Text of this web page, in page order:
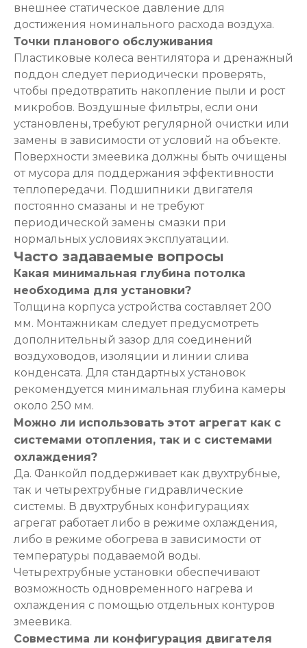
внешнее статическое давление для
достижения номинального расхода воздуха.
Точки планового обслуживания
Пластиковые колеса вентилятора и дренажный
поддон следует периодически проверять,
чтобы предотвратить накопление пыли и рост
микробов. Воздушные фильтры, если они
установлены, требуют регулярной очистки или
замены в зависимости от условий на объекте.
Поверхности змеевика должны быть очищены
от мусора для поддержания эффективности
теплопередачи. Подшипники двигателя
постоянно смазаны и не требуют
периодической замены смазки при
нормальных условиях эксплуатации.
Часто задаваемые вопросы
Какая минимальная глубина потолка
необходима для установки?
Толщина корпуса устройства составляет 200
мм. Монтажникам следует предусмотреть
дополнительный зазор для соединений
воздуховодов, изоляции и линии слива
конденсата. Для стандартных установок
рекомендуется минимальная глубина камеры
около 250 мм.
Можно ли использовать этот агрегат как с
системами отопления, так и с системами
охлаждения?
Да. Фанкойл поддерживает как двухтрубные,
так и четырехтрубные гидравлические
системы. В двухтрубных конфигурациях
агрегат работает либо в режиме охлаждения,
либо в режиме обогрева в зависимости от
температуры подаваемой воды.
Четырехтрубные установки обеспечивают
возможность одновременного нагрева и
охлаждения с помощью отдельных контуров
змеевика.
Совместима ли конфигурация двигателя